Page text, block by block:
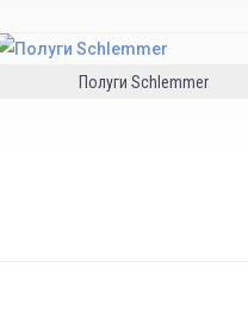
Полуги Schlemmer